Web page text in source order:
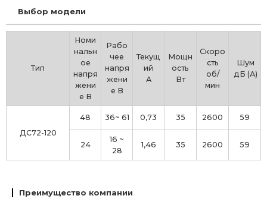
Выбор модели
Тип
Номи
нальн
ое
напря
жени
е В
Рабо
чее
напря
жени
е В
Текущ
ий
А
Мощн
ость
Вт
Скоро
сть
об/
мин
Шум
дБ (А)
ДС72-120
48 36~ 61 0,73 35 2600 59
24
16 ~
28
1,46 35 2600 59
Преимущество компании